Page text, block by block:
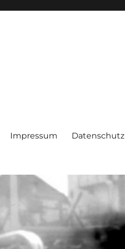
Impressum Datenschutz